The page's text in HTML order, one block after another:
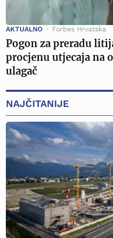
AKTUALNO Forbes Hrvatska
Pogon za preradu
procjenu utjecaja na
ulagač
NAJČITANIJE